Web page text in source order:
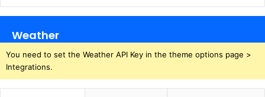
Weather
You need to set the Weather API Key in the theme options page >
Integrations.